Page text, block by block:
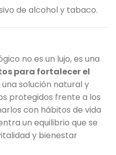
de alcohol y tabaco.
no es un lujo, es una
para fortalecer el
solución natural y
protegidos frente a los
con hábitos de vida
un equilibrio que se
y bienestar